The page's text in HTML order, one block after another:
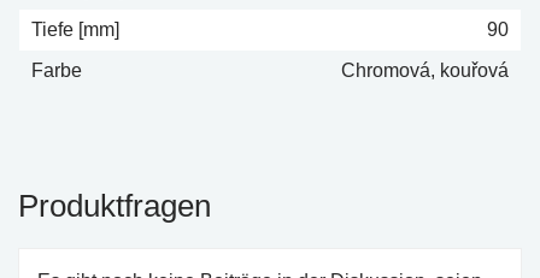
Tiefe [mm]
90
Farbe
Chromová, kouřová
Produktfragen